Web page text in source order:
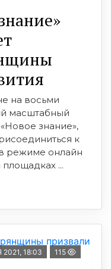
на восьми
масштабный
знание»,
к
режиме онлайн
...
18:03 115